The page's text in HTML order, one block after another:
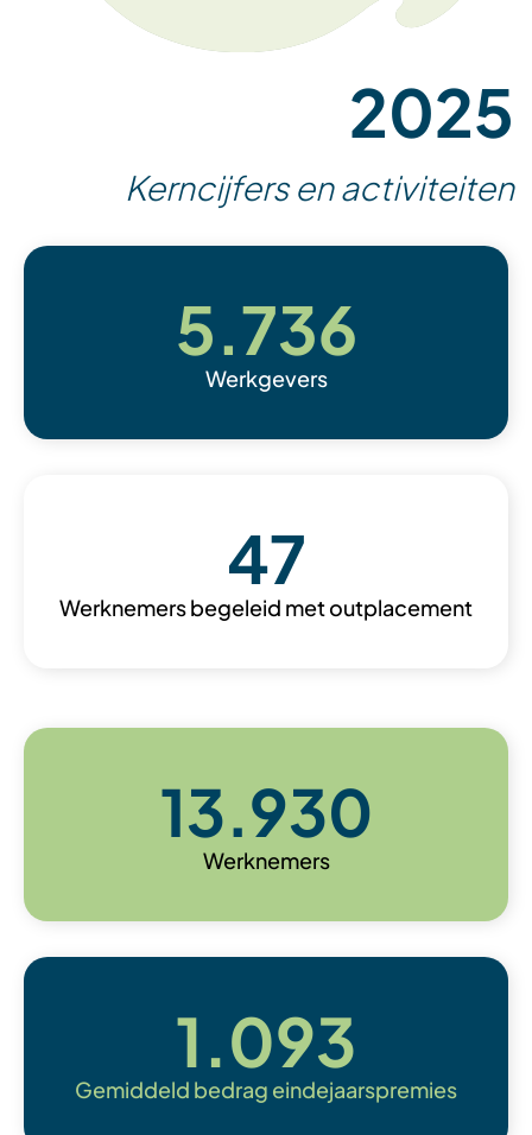
2025
Kerncijfers en activiteiten
Werkgevers
5.736
Werknemers begeleid met outplacement
47
Werknemers
13.930
Gemiddeld bedrag eindejaarspremies
1.093